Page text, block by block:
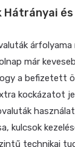
Hátrányai
árfolyama
már
a befizetett
kockázatot
kulcsok
technikai